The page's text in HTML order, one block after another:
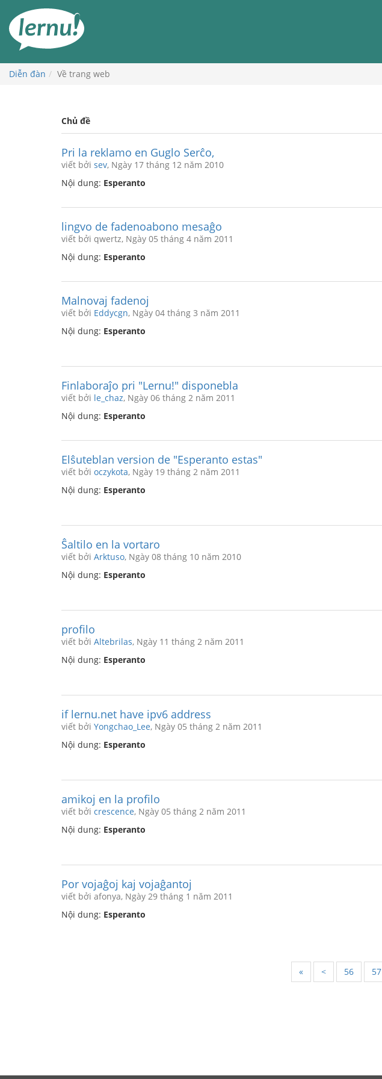
đến
phần
dung
Diễn đàn Về trang web
Chủ đề
Pri la reklamo en Guglo Serĉo,
viết bởi sev, Ngày 17 tháng 12 năm 2010
Nội dung: Esperanto
lingvo de fadenoabono mesaĝo
viết bởi qwertz, Ngày 05 tháng 4 năm 2011
Nội dung: Esperanto
Malnovaj fadenoj
viết bởi Eddycgn, Ngày 04 tháng 3 năm 2011
Nội dung: Esperanto
Finlaboraĵo pri "Lernu!" disponebla
viết bởi le_chaz, Ngày 06 tháng 2 năm 2011
Nội dung: Esperanto
Elŝuteblan version de "Esperanto estas"
viết bởi oczykota, Ngày 19 tháng 2 năm 2011
Nội dung: Esperanto
Ŝaltilo en la vortaro
viết bởi Arktuso, Ngày 08 tháng 10 năm 2010
Nội dung: Esperanto
profilo
viết bởi Altebrilas, Ngày 11 tháng 2 năm 2011
Nội dung: Esperanto
if lernu.net have ipv6 address
viết bởi Yongchao_Lee, Ngày 05 tháng 2 năm 2011
Nội dung: Esperanto
amikoj en la profilo
viết bởi crescence, Ngày 05 tháng 2 năm 2011
Nội dung: Esperanto
Por vojaĝoj kaj vojaĝantoj
viết bởi afonya, Ngày 29 tháng 1 năm 2011
Nội dung: Esperanto
« < 56 57